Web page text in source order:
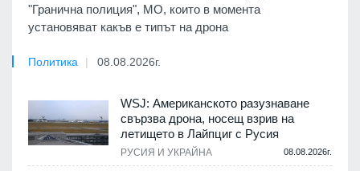
"Гранична полиция", МО, които в момента
установяват какъв е типът на дрона
Политика 08.08.2026г.
WSJ: Американското разузнаване
свързва дрона, носещ взрив на
летището в Лайпциг с Русия
РУСИЯ И УКРАЙНА 08.08.2026г.